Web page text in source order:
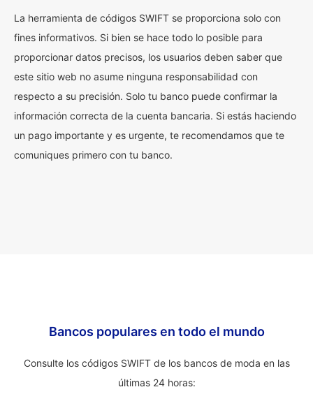
La herramienta de códigos SWIFT se proporciona solo con
fines informativos. Si bien se hace todo lo posible para
proporcionar datos precisos, los usuarios deben saber que
este sitio web no asume ninguna responsabilidad con
respecto a su precisión. Solo tu banco puede confirmar la
información correcta de la cuenta bancaria. Si estás haciendo
un pago importante y es urgente, te recomendamos que te
comuniques primero con tu banco.
Bancos populares en todo el mundo
Consulte los códigos SWIFT de los bancos de moda en las
últimas 24 horas: